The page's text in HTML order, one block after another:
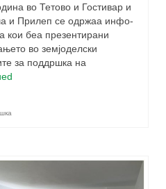
во Тетово и Гостивар и
и Прилеп се одржаа инфо-
кои беа презентирани
во земјоделски
за поддршка на